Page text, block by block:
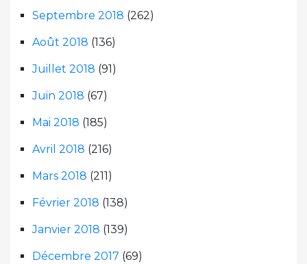
Septembre 2018 (262)
Août 2018 (136)
Juillet 2018 (91)
Juin 2018 (67)
Mai 2018 (185)
Avril 2018 (216)
Mars 2018 (211)
Février 2018 (138)
Janvier 2018 (139)
Décembre 2017 (69)